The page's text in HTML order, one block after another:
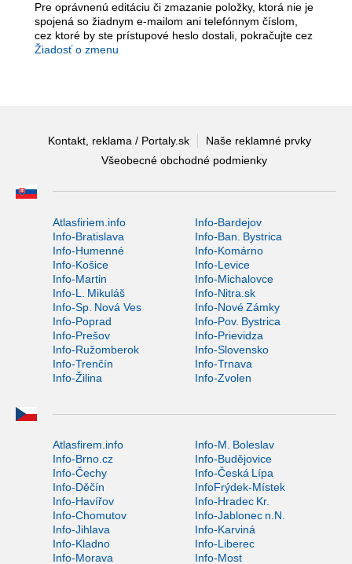
Pre oprávnenú editáciu či zmazanie položky, ktorá nie je
spojená so žiadnym e-mailom ani telefónnym číslom,
cez ktoré by ste prístupové heslo dostali, pokračujte cez
Žiadosť o zmenu
Kontakt, reklama / Portaly.sk
Naše reklamné prvky
Všeobecné obchodné podmienky
Atlasfiriem.info
Info-Bardejov
Info-Bratislava
Info-Ban. Bystrica
Info-Humenné
Info-Komárno
Info-Košice
Info-Levice
Info-Martin
Info-Michalovce
Info-L. Mikuláš
Info-Nitra.sk
Info-Sp. Nová Ves
Info-Nové Zámky
Info-Poprad
Info-Pov. Bystrica
Info-Prešov
Info-Prievidza
Info-Ružomberok
Info-Slovensko
Info-Trenčín
Info-Trnava
Info-Žilina
Info-Zvolen
Atlasfirem.info
Info-M. Boleslav
Info-Brno.cz
Info-Budějovice
Info-Čechy
Info-Česká Lípa
Info-Děčín
InfoFrýdek-Místek
Info-Havířov
Info-Hradec Kr.
Info-Chomutov
Info-Jablonec n.N.
Info-Jihlava
Info-Karviná
Info-Kladno
Info-Liberec
Info-Morava
Info-Most